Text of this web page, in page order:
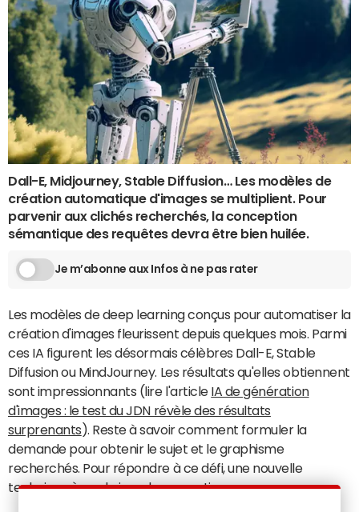
Dall-E, Midjourney, Stable Diffusion… Les modèles de
création automatique d'images se multiplient. Pour
parvenir aux clichés recherchés, la conception
sémantique des requêtes devra être bien huilée.
Je m’abonne aux Infos à ne pas rater
Les modèles de deep learning conçus pour automatiser la
création d'images fleurissent depuis quelques mois. Parmi
ces IA figurent les désormais célèbres Dall-E, Stable
Diffusion ou MindJourney. Les résultats qu'elles obtiennent
sont impressionnants (lire l'article IA de génération
d'images : le test du JDN révèle des résultats
surprenants ). Reste à savoir comment formuler la
demande pour obtenir le sujet et le graphisme
recherchés. Pour répondre à ce défi, une nouvelle
technique à vue le jour : le prompting.